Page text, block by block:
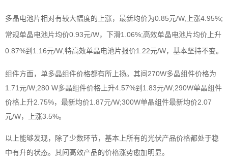
多晶电池片相对有较大幅度的上涨，最新均价为0.85元/W,上涨4.95%;
常规单晶电池片均价0.93元/W，下滑1.06%;高效单晶电池片均价上升
0.87%到1.16元/W;特高效单晶电池片报价1.22元/W，基本坚持不变。
组件方面，单多晶组件价格都有所上扬。其间270W多晶组件价格为
1.71元/W;280 W多晶组件价格上升4.57%到1.83元/W;290W单晶组件
价格上升2.75%，最新均价1.87元/W;300W单晶组件最新均价2.07
元/W，上涨3.5%。
以上能够发现，除了少数环节，基本上所有的光伏产品价格都处于稳
中有升的状态。其间高效产品的价格涨势愈加明显。